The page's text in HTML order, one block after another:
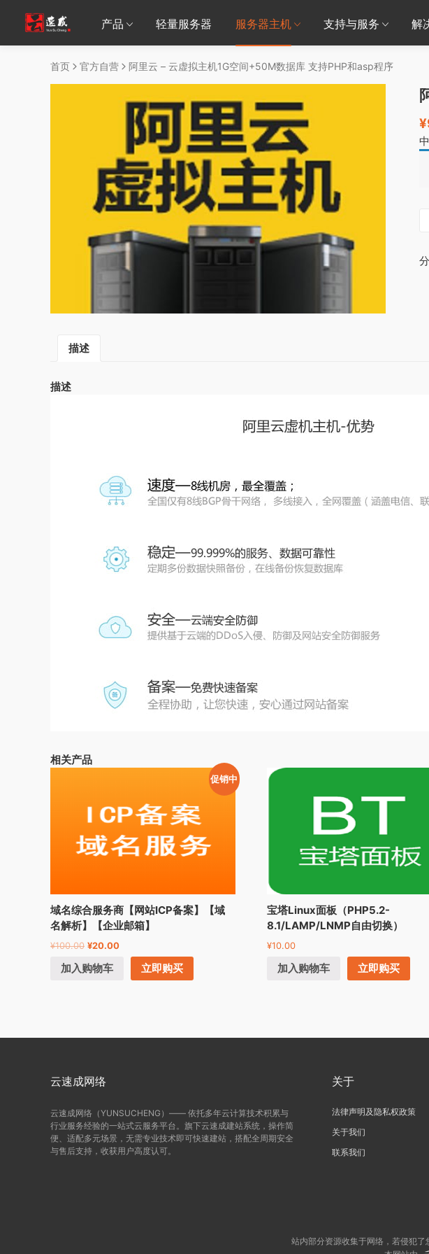
产品 轻量服务器 服务器主机 支持与服务 解
首页 官方自营 阿里云 – 云虚拟主机1G空间+50M数据库 支持PHP和asp程序
¥
-
库
描述
描述
相关产品
促销中
域名综合服务商【网站ICP备案】【域
名解析】【企业邮箱】
¥100.00 ¥20.00
加入购物车 立即购买
宝塔Linux面板（PHP5.2-
8.1/LAMP/LNMP自由切换）
¥10.00
加入购物车 立即购买
云速成网络
云速成网络（YUNSUCHENG）—— 依托多年云计算技术积累与
行业服务经验的一站式云服务平台。旗下云速成建站系统，操作简
便、适配多元场景，无需专业技术即可快速建站，搭配全周期安全
与售后支持，收获用户高度认可。
关于
法律声明及隐私权政策
关于我们
联系我们
站内部分资源收集于网络，若侵犯了